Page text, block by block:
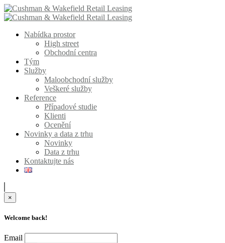
Nabídka prostor
High street
Obchodní centra
Tým
Služby
Maloobchodní služby
Veškeré služby
Reference
Případové studie
Klienti
Ocenění
Novinky a data z trhu
Novinky
Data z trhu
Kontaktujte nás
×
Welcome back!
Email